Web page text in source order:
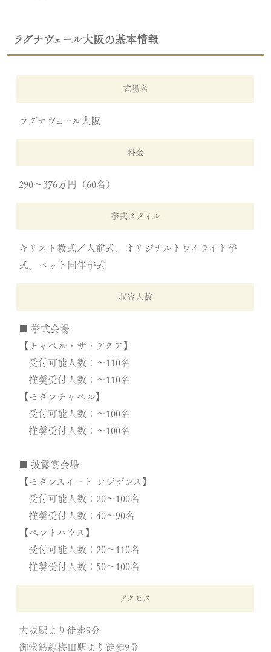
ラグナヴェール大阪の基本情報
式場名
ラグナヴェール大阪
料金
290〜376万円（60名）
挙式スタイル
キリスト教式／人前式、オリジナルトワイライト挙
式、ペット同伴挙式
収容人数
■ 挙式会場
【チャペル・ザ・アクア】
受付可能人数：～110名
推奨受付人数：～110名
【モダンチャペル】
受付可能人数：～100名
推奨受付人数：～100名
■ 披露宴会場
【モダンスイート レジデンス】
受付可能人数：20～100名
推奨受付人数：40～90名
【ペントハウス】
受付可能人数：20～110名
推奨受付人数：50～100名
アクセス
大阪駅より徒歩9分
御堂筋線梅田駅より徒歩9分